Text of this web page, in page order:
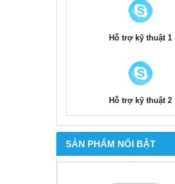
Hỗ trợ kỹ thuật 1
Hỗ trợ kỹ thuật 2
SẢN PHẨM NỔI BẬT